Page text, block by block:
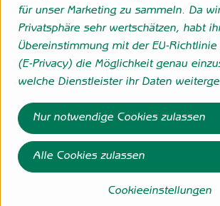
Schrozberger Milchbauern
D 74575 Schrozberg
- Demeter Pionier seit 1974
- Fachhandelsmarke
- Joghurt wird langzeitgesäuert,
- Genossenschaftsmolkerei
www.molkerei-schrozberg.de
(Daten von Ecoinform)
Schrozberger Milchbauern
für unser Marketing zu sammeln. Da
Privatsphäre sehr wertschätzen, habt
Übereinstimmung mit der EU-
(E-Privacy) die Möglichkeit genau
welche Dienstleister ihr Daten
Cookieeinstellungen
Nur notwendige Cookies zulassen
Alle Cookies zulassen